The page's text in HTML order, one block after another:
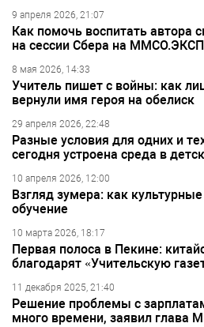
9 апреля 2026, 21:07
Как помочь воспитать автора
на сессии Сбера на
8 мая 2026, 14:33
Учитель пишет с войны: как
вернули имя героя на обелиск
29 апреля 2026, 22:48
Разные условия для одних и
сегодня устроена среда в
10 апреля 2026, 12:00
Взгляд зумера: как
обучение
10 марта 2026, 18:17
Первая полоса в Пекине:
благодарят «Учительскую
11 декабря 2025, 21:40
Решение проблемы с
много времени, заявил глава